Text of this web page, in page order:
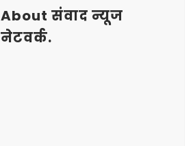
About संवाद न्यूज
नेटवर्क.